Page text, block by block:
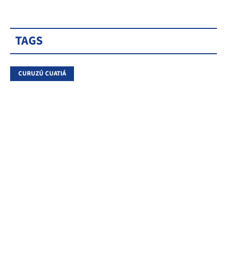
TAGS
CURUZÚ CUATIÁ